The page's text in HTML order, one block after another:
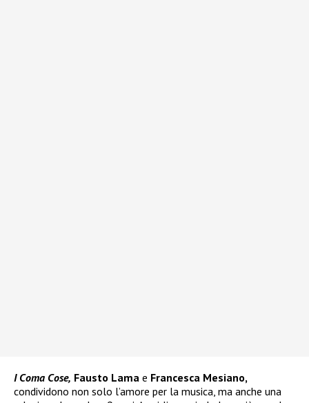
I Coma Cose, Fausto Lama e Francesca Mesiano,
condividono non solo l’amore per la musica, ma anche una